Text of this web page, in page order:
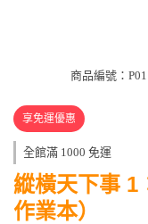
商品編號：
享免運優惠
全館滿 1000 免運
縱橫天下事 1
作業本）